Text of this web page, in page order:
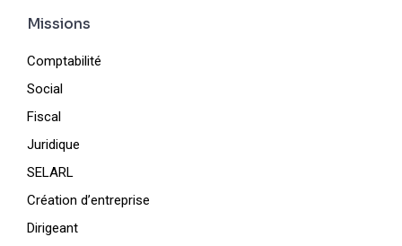
Missions
Comptabilité
Social
Fiscal
Juridique
SELARL
Création d’entreprise
Dirigeant